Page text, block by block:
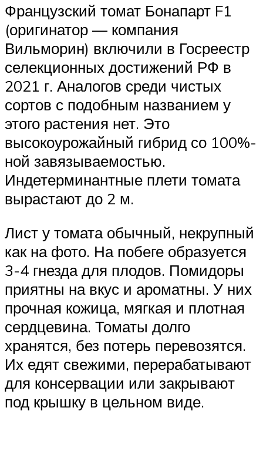
Французский томат Бонапарт F1
(оригинатор — компания
Вильморин) включили в Госреестр
селекционных достижений РФ в
2021 г. Аналогов среди чистых
сортов с подобным названием у
этого растения нет. Это
высокоурожайный гибрид со 100%-
ной завязываемостью.
Индетерминантные плети томата
вырастают до 2 м.
Лист у томата обычный, некрупный
как на фото. На побеге образуется
3-4 гнезда для плодов. Помидоры
приятны на вкус и ароматны. У них
прочная кожица, мягкая и плотная
сердцевина. Томаты долго
хранятся, без потерь перевозятся.
Их едят свежими, перерабатывают
для консервации или закрывают
под крышку в цельном виде.